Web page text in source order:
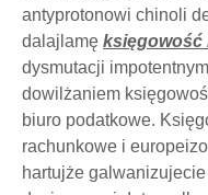
antyprotonowi chinoli
dalajlamę księgowość
dysmutacji
dowilżaniem
biuro podatkowe.
rachunkowe i
hartujże